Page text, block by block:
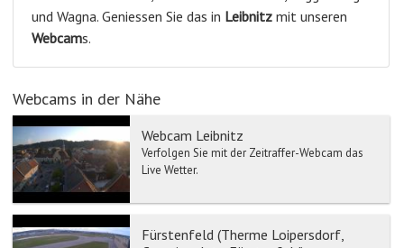
und Wagna. Geniessen Sie das in Leibnitz mit unseren
Webcams.
Webcams in der Nähe
Webcam Leibnitz
Verfolgen Sie mit der Zeitraffer-Webcam das
Live Wetter.
Fürstenfeld (Therme Loipersdorf,